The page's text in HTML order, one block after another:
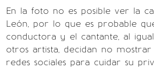
En la foto no es posible ver la
León, por lo que es probable
conductora y el cantante, al
otros artista, decidan no
redes sociales para cuidar su